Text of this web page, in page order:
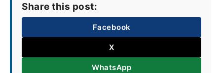
Share this post:
Facebook
X
WhatsApp